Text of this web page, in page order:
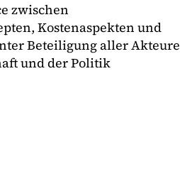
zwischen
Kostenaspekten und
Beteiligung aller Akteure
und der Politik